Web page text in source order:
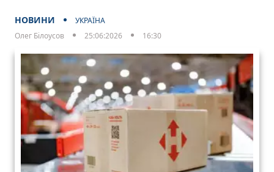
НОВИНИ
УКРАЇНА
Олег Білоусов
25:06:2026 16:30